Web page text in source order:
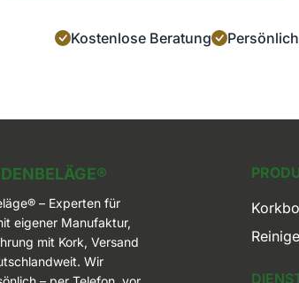
Kostenlose Beratung
– Experten für
eigener Manufaktur,
mit Kork, Versand
Wir